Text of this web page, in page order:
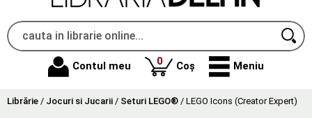
Contul meu 0produse
Coș Meniu
Librărie / Jocuri si Jucarii / Seturi LEGO® / LEGO Icons (Creator Expert)